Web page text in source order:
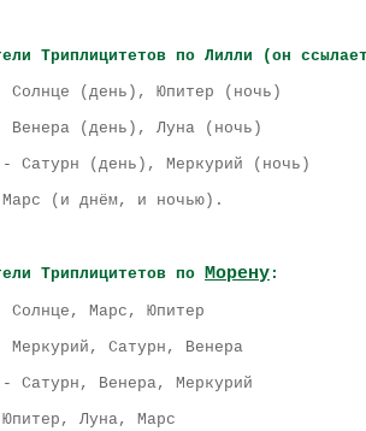
Триплицитетов по Лилли (он
Солнце (день), Юпитер (ночь)
Венера (день), Луна (ночь)
- Сатурн (день), Меркурий (ночь)
(и днём, и ночью).
Триплицитетов по Морену :
Солнце, Марс, Юпитер
Меркурий, Сатурн, Венера
- Сатурн, Венера, Меркурий
Луна, Марс